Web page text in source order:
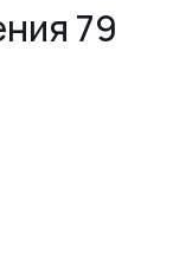
79